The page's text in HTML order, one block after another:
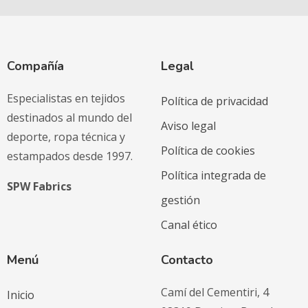
Compañía
Especialistas en tejidos
destinados al mundo del
deporte, ropa técnica y
estampados desde 1997.
SPW Fabrics
Legal
Política de privacidad
Aviso legal
Política de cookies
Política integrada de
gestión
Canal ético
Menú
Inicio
Contacto
Camí del Cementiri, 4